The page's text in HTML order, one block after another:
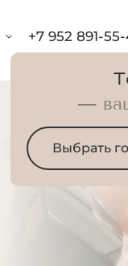
—
Выбрать
+7 952 891-